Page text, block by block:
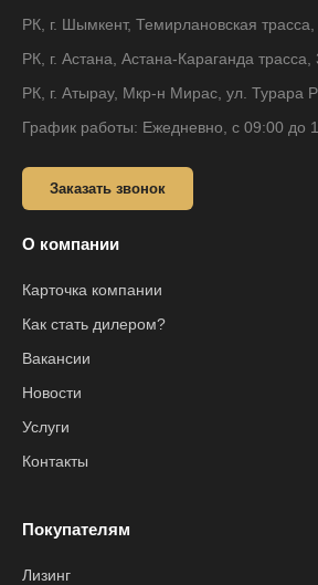
РК, г. Шымкент, Темирлановская трасса,
РК, г. Астана, Астана-Караганда трасса,
РК, г. Атырау, Мкр-н Мирас, ул. Турара
График работы: Ежедневно, с 09:00 до
Заказать звонок
О компании
Карточка компании
Как стать дилером?
Вакансии
Новости
Услуги
Контакты
Покупателям
Лизинг